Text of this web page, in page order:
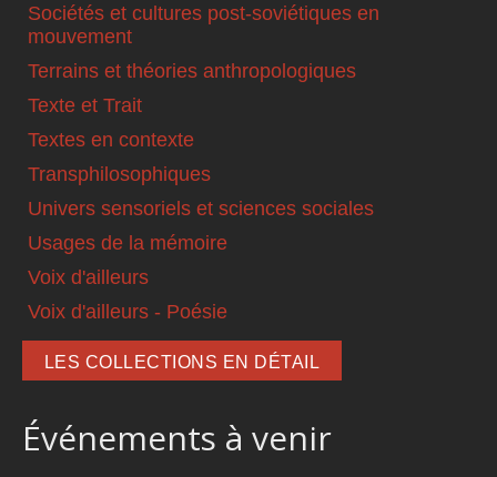
Sociétés et cultures post-soviétiques en
mouvement
Terrains et théories anthropologiques
Texte et Trait
Textes en contexte
Transphilosophiques
Univers sensoriels et sciences sociales
Usages de la mémoire
Voix d'ailleurs
Voix d'ailleurs - Poésie
LES COLLECTIONS EN DÉTAIL
Événements à venir